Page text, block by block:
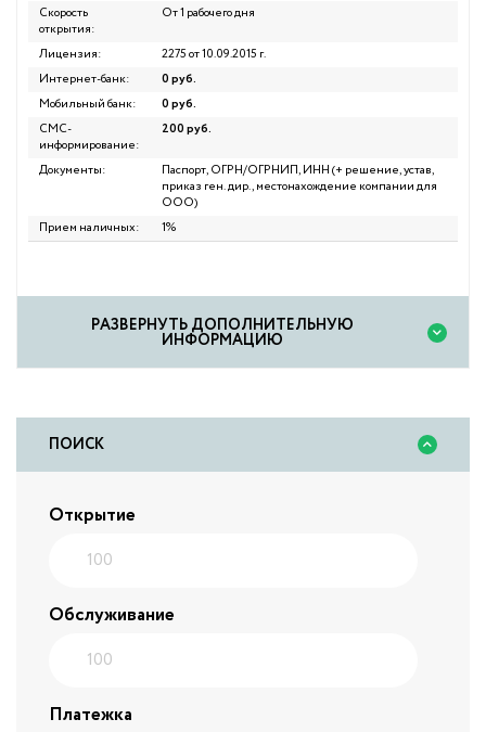
Скорость
открытия:
От 1 рабочего дня
Лицензия:
2275 от 10.09.2015 г.
Интернет-банк:
0 руб.
Мобильный банк:
0 руб.
СМС-
информирование:
200 руб.
Документы:
Паспорт, ОГРН/ОГРНИП, ИНН (+ решение, устав,
приказ ген. дир., местонахождение компании для
ООО)
Прием наличных:
1%
PАЗВЕРНУТЬ ДОПОЛНИТЕЛЬНУЮ
ИНФОРМАЦИЮ
ПОИСК
Открытие
Обслуживание
Платежка